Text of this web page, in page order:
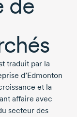
traduit par la
d’Edmonton
et la
affaire avec
secteur des